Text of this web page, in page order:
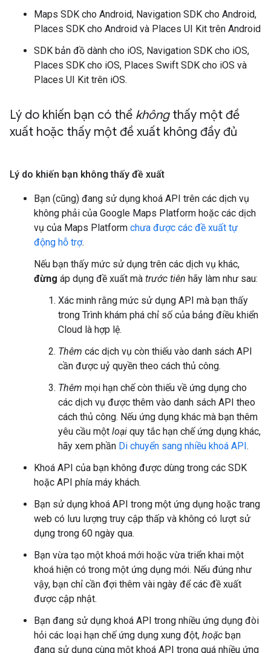
Maps SDK cho Android, Navigation SDK cho Android,
Places SDK cho Android và Places UI Kit trên Android
SDK bản đồ dành cho iOS, Navigation SDK cho iOS,
Places SDK cho iOS, Places Swift SDK cho iOS và
Places UI Kit trên iOS.
Lý do khiến bạn có thể khôngthấy một đề
xuất hoặc thấy một đề xuất không đầy đủ
Lý do khiến bạn không thấy đề xuất
Bạn (cũng) đang sử dụng khoá API trên các dịch vụ
không phải của Google Maps Platform hoặc các dịch
vụ của Maps Platform chưa được các đề xuất tự
động hỗ trợ.
Nếu bạn thấy mức sử dụng trên các dịch vụ khác,
đừng áp dụng đề xuất mà trước tiên hãy làm như sau:
Xác minh rằng mức sử dụng API mà bạn thấy
trong Trình khám phá chỉ số của bảng điều khiển
Cloud là hợp lệ.
Thêm các dịch vụ còn thiếu vào danh sách API
cần được uỷ quyền theo cách thủ công.
Thêm mọi hạn chế còn thiếu về ứng dụng cho
các dịch vụ được thêm vào danh sách API theo
cách thủ công. Nếu ứng dụng khác mà bạn thêm
yêu cầu một loại quy tắc hạn chế ứng dụng khác,
hãy xem phần Di chuyển sang nhiều khoá API.
Khoá API của bạn không được dùng trong các SDK
hoặc API phía máy khách.
Bạn sử dụng khoá API trong một ứng dụng hoặc trang
web có lưu lượng truy cập thấp và không có lượt sử
dụng trong 60 ngày qua.
Bạn vừa tạo một khoá mới hoặc vừa triển khai một
khoá hiện có trong một ứng dụng mới. Nếu đúng như
vậy, bạn chỉ cần đợi thêm vài ngày để các đề xuất
được cập nhật.
Bạn đang sử dụng khoá API trong nhiều ứng dụng đòi
hỏi các loại hạn chế ứng dụng xung đột, hoặc bạn
đang sử dụng cùng một khoá API trong quá nhiều ứng